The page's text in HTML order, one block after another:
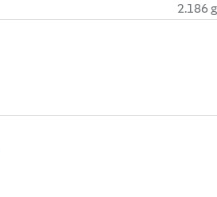
2.186 g